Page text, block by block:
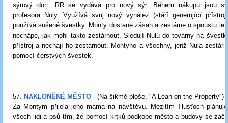
sýrový dort. RR se vydává pro nový sýr. Během nákupu jsou
profesora Nuly. Využívá svůj nový vynález (stáří generující
používá sušené švestky. Monty dostane zásah a zestárne o spoustu
nechápe, jak mohl takto zestárnout. Sledují Nulu do továrny na
přístroj a nechají ho zestárnout. Montyho a všechny, jenž Nula
pomocí čerstvých švestek.
57. NAKLONĚNÉ MĚSTO (Na šikmé ploše, "A Lean on the Property")
Za Montym přijela jeho máma na návštěvu. Mezitím Tlusťoch
všech lidi a psů tím, že pomocí krtků podkope město a budovy se